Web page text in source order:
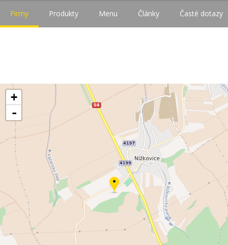
Firmy Produkty Menu Články Časté dotazy
+
-